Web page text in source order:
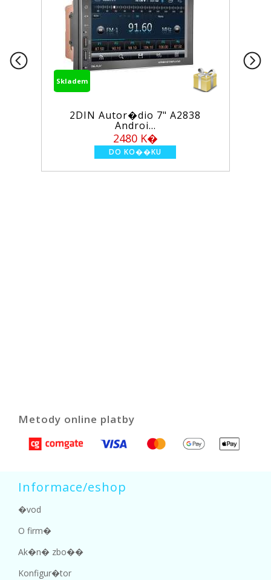
Skladem
2DIN Autor�dio 7" A2838
Androi...
2480 K�
Metody online platby
Informace/eshop
�vod
O firm�
Ak�n� zbo��
Konfigur�tor